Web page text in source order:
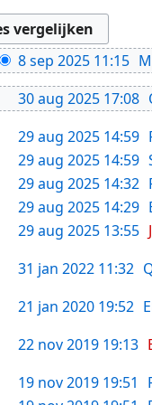
8 sep 2025 11:15
30 aug 2025 17:08
29 aug 2025 14:59
29 aug 2025 14:59
29 aug 2025 14:32
29 aug 2025 14:29
29 aug 2025 13:55
31 jan 2022 11:32
21 jan 2020 19:52
22 nov 2019 19:13
19 nov 2019 19:51